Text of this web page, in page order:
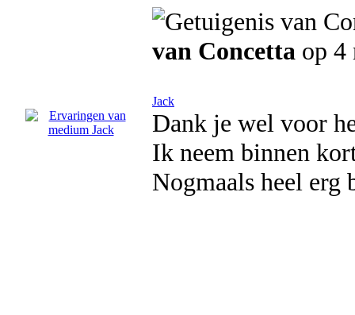
van Concetta op 4
Jack
Dank je wel voor
Ik neem binnen
Nogmaals heel erg